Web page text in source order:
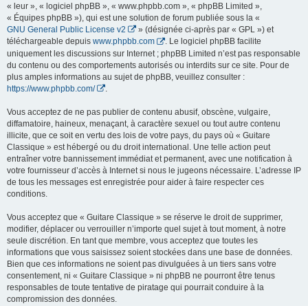
« leur », « logiciel phpBB », « www.phpbb.com », « phpBB Limited »,
« Équipes phpBB »), qui est une solution de forum publiée sous la «
GNU General Public License v2
» (désignée ci-après par « GPL ») et
téléchargeable depuis www.phpbb.com
. Le logiciel phpBB facilite
uniquement les discussions sur Internet ; phpBB Limited n’est pas responsable
du contenu ou des comportements autorisés ou interdits sur ce site. Pour de
plus amples informations au sujet de phpBB, veuillez consulter :
https://www.phpbb.com/
Vous acceptez de ne pas publier de contenu abusif, obscène, vulgaire,
diffamatoire, haineux, menaçant, à caractère sexuel ou tout autre contenu
illicite, que ce soit en vertu des lois de votre pays, du pays où « Guitare
Classique » est hébergé ou du droit international. Une telle action peut
entraîner votre bannissement immédiat et permanent, avec une notification à
votre fournisseur d’accès à Internet si nous le jugeons nécessaire. L’adresse IP
de tous les messages est enregistrée pour aider à faire respecter ces
conditions.
Vous acceptez que « Guitare Classique » se réserve le droit de supprimer,
modifier, déplacer ou verrouiller n’importe quel sujet à tout moment, à notre
seule discrétion. En tant que membre, vous acceptez que toutes les
informations que vous saisissez soient stockées dans une base de données.
Bien que ces informations ne soient pas divulguées à un tiers sans votre
consentement, ni « Guitare Classique » ni phpBB ne pourront être tenus
responsables de toute tentative de piratage qui pourrait conduire à la
compromission des données.